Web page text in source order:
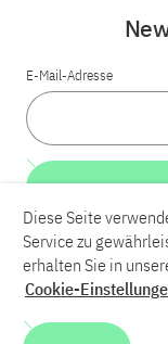
Kontakt
E-Mail-Adresse
Diese Seite
Service zu
erhalten Sie in
Cookie-